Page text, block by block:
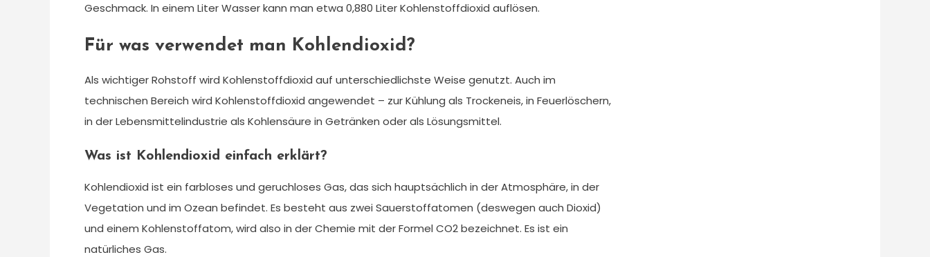
Geschmack. In einem Liter Wasser kann man etwa 0,880 Liter Kohlenstoffdioxid auflösen.
Für was verwendet man Kohlendioxid?
Als wichtiger Rohstoff wird Kohlenstoffdioxid auf unterschiedlichste Weise genutzt. Auch im
technischen Bereich wird Kohlenstoffdioxid angewendet – zur Kühlung als Trockeneis, in Feuerlöschern,
in der Lebensmittelindustrie als Kohlensäure in Getränken oder als Lösungsmittel.
Was ist Kohlendioxid einfach erklärt?
Kohlendioxid ist ein farbloses und geruchloses Gas, das sich hauptsächlich in der Atmosphäre, in der
Vegetation und im Ozean befindet. Es besteht aus zwei Sauerstoffatomen (deswegen auch Dioxid)
und einem Kohlenstoffatom, wird also in der Chemie mit der Formel CO2 bezeichnet. Es ist ein
natürliches Gas.